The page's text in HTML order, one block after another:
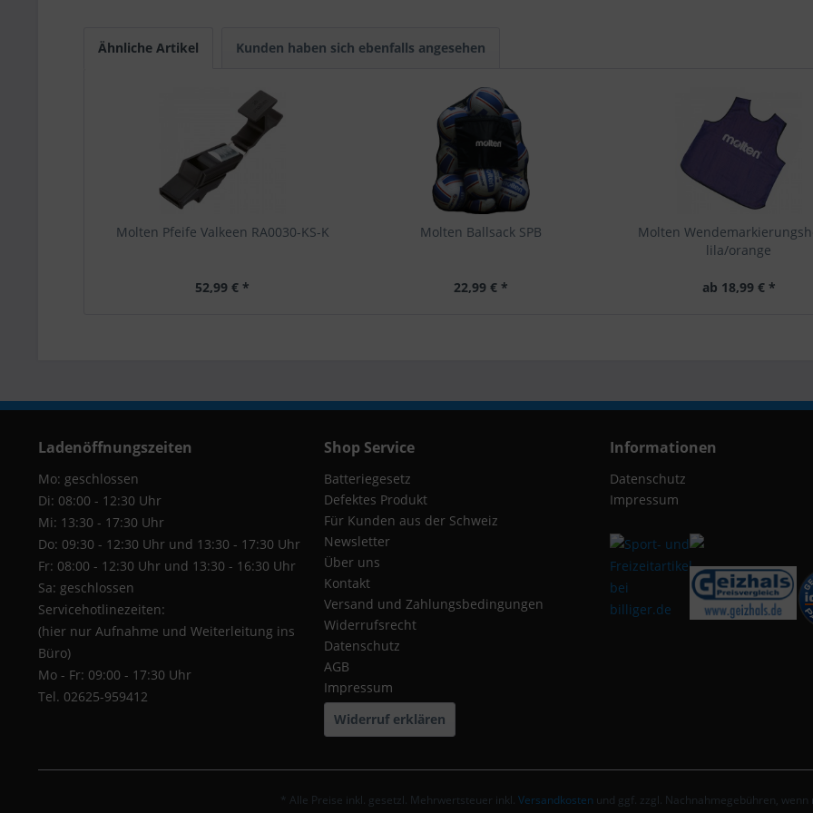
Ähnliche Artikel Kunden haben sich ebenfalls angesehen
Molten Pfeife Valkeen RA0030-KS-K
52,99 € *
Molten Ballsack SPB
22,99 € *
Molten
lila/orange
ab 18,99 € *
Ladenöffnungszeiten
Mo: geschlossen
Di: 08:00 - 12:30 Uhr
Mi: 13:30 - 17:30 Uhr
Do: 09:30 - 12:30 Uhr und 13:30 - 17:30 Uhr
Fr: 08:00 - 12:30 Uhr und 13:30 - 16:30 Uhr
Sa: geschlossen
Servicehotlinezeiten:
(hier nur Aufnahme und Weiterleitung ins
Büro)
Mo - Fr: 09:00 - 17:30 Uhr
Tel. 02625-959412
Shop Service
Batteriegesetz
Defektes Produkt
Für Kunden aus der Schweiz
Newsletter
Über uns
Kontakt
Versand und Zahlungsbedingungen
Widerrufsrecht
Datenschutz
AGB
Impressum
Widerruf erklären
Informationen
Datenschutz
Impressum
* Alle Preise inkl. gesetzl. Mehrwertsteuer inkl. Versandkosten und ggf. zzgl. Nachnahmegebühren,